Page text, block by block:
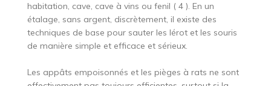
habitation, cave, cave à vins ou fenil ( 4 ). En un
étalage, sans argent, discrètement, il existe des
techniques de base pour sauter les lérot et les souris
de manière simple et efficace et sérieux.
Les appâts empoisonnés et les pièges à rats ne sont